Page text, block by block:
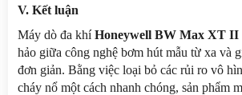
V. Kết luận
Máy dò đa khí Honeywell BW Max XT II
hảo giữa công nghệ bơm hút mẫu từ xa và
đơn giản. Bằng việc loại bỏ các rủi ro vô
cháy nổ một cách nhanh chóng, sản phẩm